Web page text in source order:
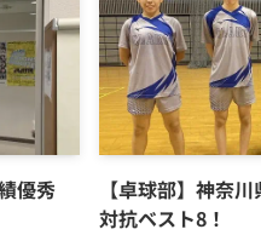
優秀
【卓球部】神奈
対抗ベスト8！